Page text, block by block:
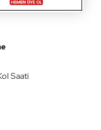
Saati